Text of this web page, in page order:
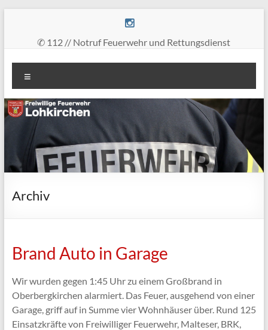
springen✆ 112 // Notruf Feuerwehr und Rettungsdienst
Freiwillige
Feuerwehr
Lohkirchen
retten
löschen
bergen
Archiv
Brand Auto in Garage
Wir wurden gegen 1:45 Uhr zu einem Großbrand in
Oberbergkirchen alarmiert. Das Feuer, ausgehend von einer
Garage, griff auf in Summe vier Wohnhäuser über. Rund 125
Einsatzkräfte von Freiwilliger Feuerwehr, Malteser, BRK,